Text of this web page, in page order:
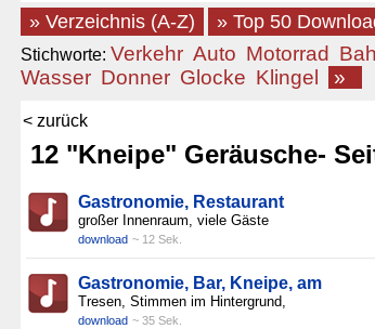
» Verzeichnis (A-Z) » Top 50
Stichworte: Verkehr Auto Motorrad
Wasser Donner Glocke Klingel »
< zurück
12 "Kneipe" Geräusche-
Gastronomie, Restaurant
großer Innenraum, viele Gäste
download ~ 12 Sek.
Gastronomie, Bar, Kneipe, am
Tresen, Stimmen im Hintergrund,
download ~ 35 Sek.